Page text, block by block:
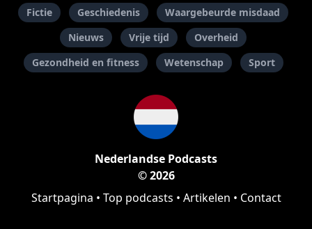
Fictie
Geschiedenis
Waargebeurde misdaad
Nieuws
Vrije tijd
Overheid
Gezondheid en fitness
Wetenschap Sport
Nederlandse Podcasts
© 2026
Startpagina • Top podcasts • Artikelen • Contact